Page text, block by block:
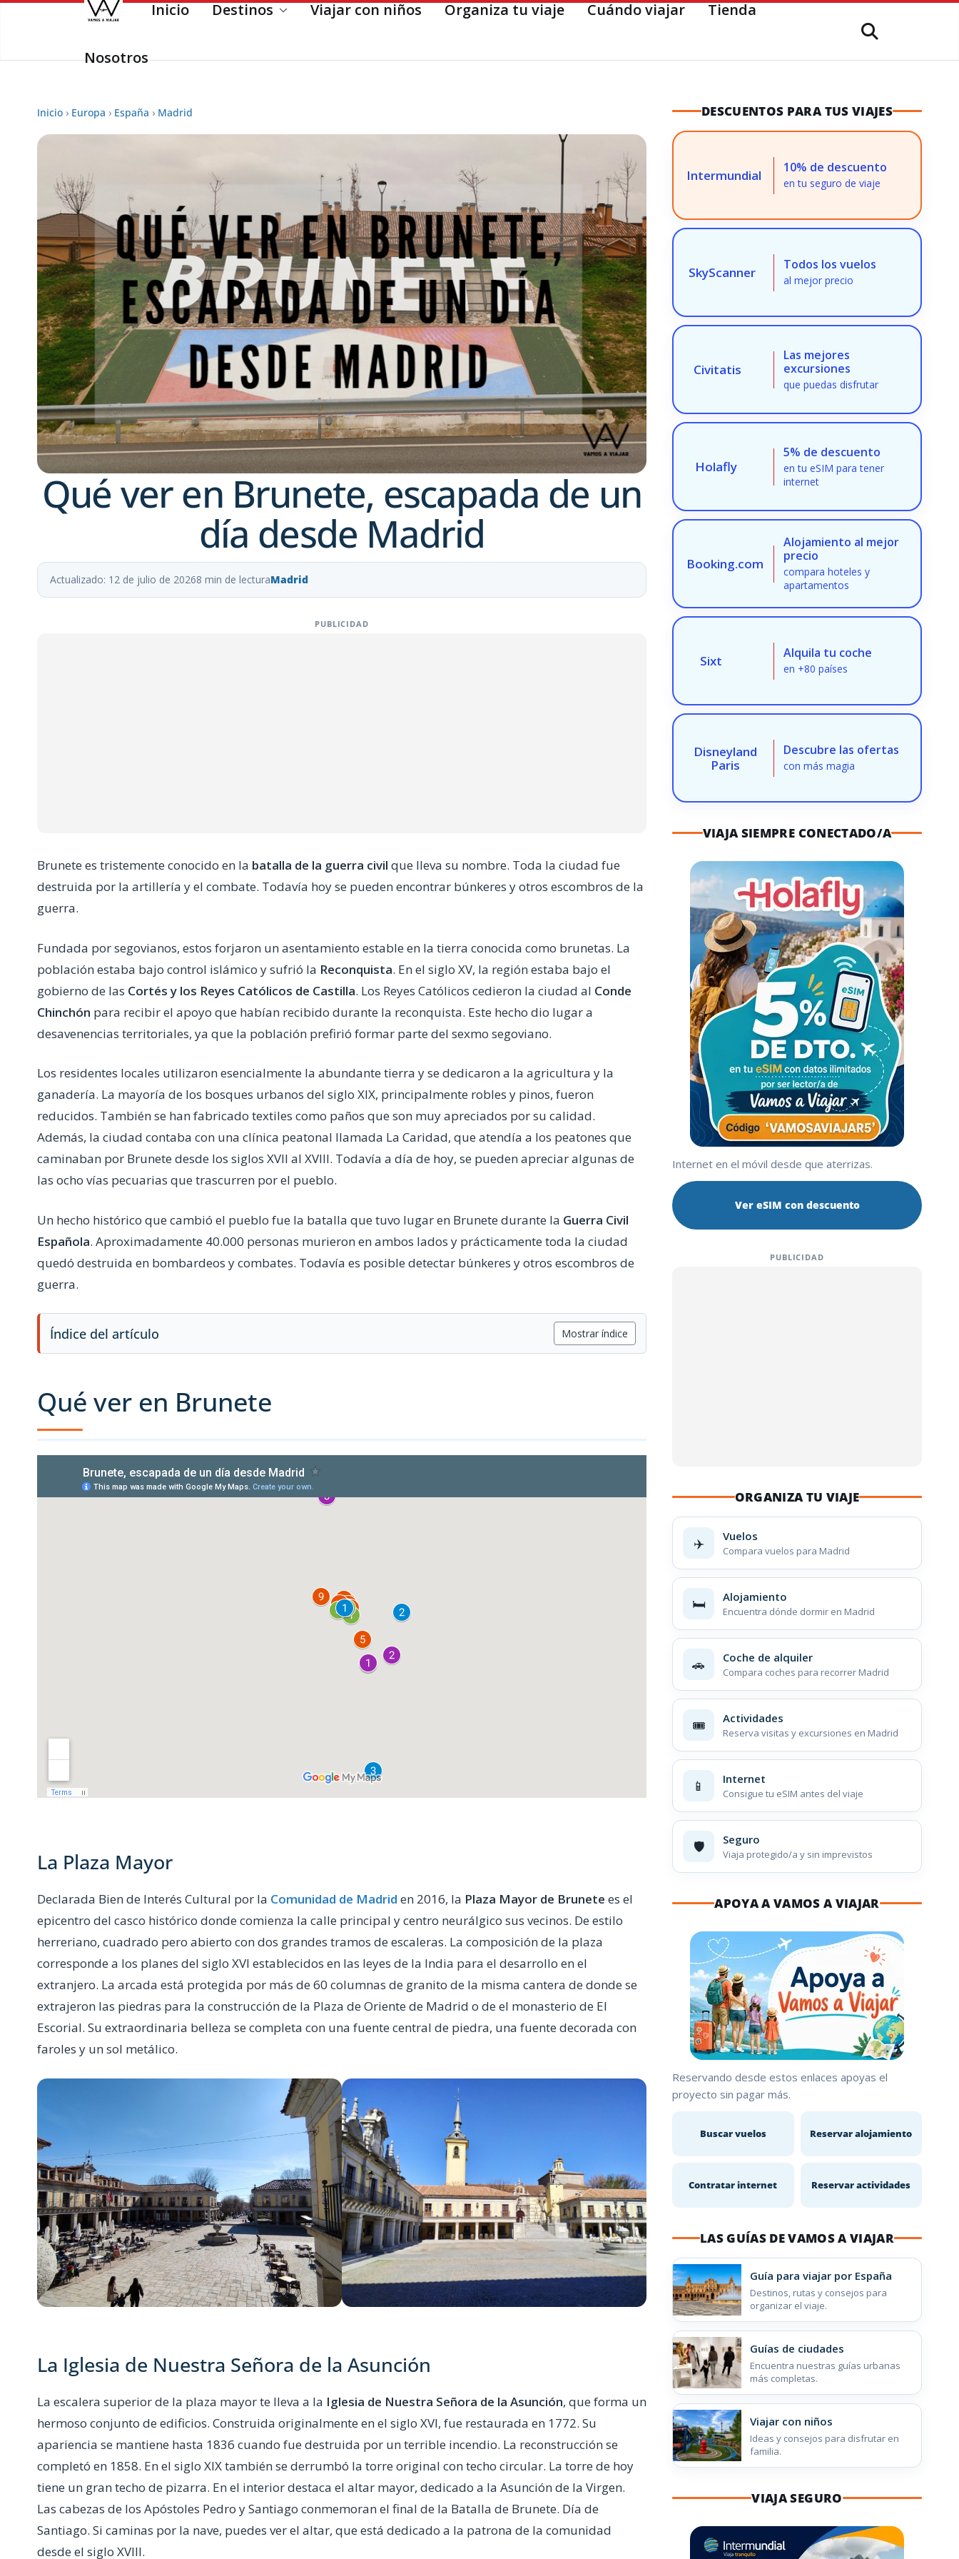
Inicio Destinos Viajar con niños Organiza tu viaje Cuándo viajar Tienda
Nosotros
Inicio › Europa › España › Madrid
Qué ver en Brunete, escapada de un
día desde Madrid
Actualizado: 12 de julio de 20268 min de lecturaMadrid
PUBLICIDAD
Brunete es tristemente conocido en la batalla de la guerra civil que lleva su nombre. Toda la ciudad fue
destruida por la artillería y el combate. Todavía hoy se pueden encontrar búnkeres y otros escombros de la
guerra.
Fundada por segovianos, estos forjaron un asentamiento estable en la tierra conocida como brunetas. La
población estaba bajo control islámico y sufrió la Reconquista. En el siglo XV, la región estaba bajo el
gobierno de las Cortés y los Reyes Católicos de Castilla. Los Reyes Católicos cedieron la ciudad al Conde
Chinchón para recibir el apoyo que habían recibido durante la reconquista. Este hecho dio lugar a
desavenencias territoriales, ya que la población prefirió formar parte del sexmo segoviano.
Los residentes locales utilizaron esencialmente la abundante tierra y se dedicaron a la agricultura y la
ganadería. La mayoría de los bosques urbanos del siglo XIX, principalmente robles y pinos, fueron
reducidos. También se han fabricado textiles como paños que son muy apreciados por su calidad.
Además, la ciudad contaba con una clínica peatonal llamada La Caridad, que atendía a los peatones que
caminaban por Brunete desde los siglos XVII al XVIII. Todavía a día de hoy, se pueden apreciar algunas de
las ocho vías pecuarias que trascurren por el pueblo.
Un hecho histórico que cambió el pueblo fue la batalla que tuvo lugar en Brunete durante la Guerra Civil
Española. Aproximadamente 40.000 personas murieron en ambos lados y prácticamente toda la ciudad
quedó destruida en bombardeos y combates. Todavía es posible detectar búnkeres y otros escombros de
guerra.
Índice del artículo Mostrar índice
Qué ver en Brunete
La Plaza Mayor
Declarada Bien de Interés Cultural por la Comunidad de Madrid en 2016, la Plaza Mayor de Brunete es el
epicentro del casco histórico donde comienza la calle principal y centro neurálgico sus vecinos. De estilo
herreriano, cuadrado pero abierto con dos grandes tramos de escaleras. La composición de la plaza
corresponde a los planes del siglo XVI establecidos en las leyes de la India para el desarrollo en el
extranjero. La arcada está protegida por más de 60 columnas de granito de la misma cantera de donde se
extrajeron las piedras para la construcción de la Plaza de Oriente de Madrid o de el monasterio de El
Escorial. Su extraordinaria belleza se completa con una fuente central de piedra, una fuente decorada con
faroles y un sol metálico.
La Iglesia de Nuestra Señora de la Asunción
La escalera superior de la plaza mayor te lleva a la Iglesia de Nuestra Señora de la Asunción, que forma un
hermoso conjunto de edificios. Construida originalmente en el siglo XVI, fue restaurada en 1772. Su
apariencia se mantiene hasta 1836 cuando fue destruida por un terrible incendio. La reconstrucción se
completó en 1858. En el siglo XIX también se derrumbó la torre original con techo circular. La torre de hoy
tiene un gran techo de pizarra. En el interior destaca el altar mayor, dedicado a la Asunción de la Virgen.
Las cabezas de los Apóstoles Pedro y Santiago conmemoran el final de la Batalla de Brunete. Día de
Santiago. Si caminas por la nave, puedes ver el altar, que está dedicado a la patrona de la comunidad
desde el siglo XVIII.
DESCUENTOS PARA TUS VIAJES
Intermundial 10% de descuento
en tu seguro de viaje
SkyScanner Todos los vuelos
al mejor precio
Civitatis
Las mejores
excursiones
que puedas disfrutar
Holafly
5% de descuento
en tu eSIM para tener
internet
Booking.com
Alojamiento al mejor
precio
compara hoteles y
apartamentos
Sixt Alquila tu coche
en +80 países
Disneyland
Paris
Descubre las ofertas
con más magia
VIAJA SIEMPRE CONECTADO/A
Internet en el móvil desde que aterrizas.
Ver eSIM con descuento
PUBLICIDAD
ORGANIZA TU VIAJE
✈️ Vuelos
Compara vuelos para Madrid
🛏️ Alojamiento
Encuentra dónde dormir en Madrid
🚗 Coche de alquiler
Compara coches para recorrer Madrid
🎟️ Actividades
Reserva visitas y excursiones en Madrid
📱 Internet
Consigue tu eSIM antes del viaje
🛡️ Seguro
Viaja protegido/a y sin imprevistos
APOYA A VAMOS A VIAJAR
Reservando desde estos enlaces apoyas el
proyecto sin pagar más.
Buscar vuelos Reservar alojamiento
Contratar internet Reservar actividades
LAS GUÍAS DE VAMOS A VIAJAR
Guía para viajar por España
Destinos, rutas y consejos para
organizar el viaje.
Guías de ciudades
Encuentra nuestras guías urbanas
más completas.
Viajar con niños
Ideas y consejos para disfrutar en
familia.
VIAJA SEGURO